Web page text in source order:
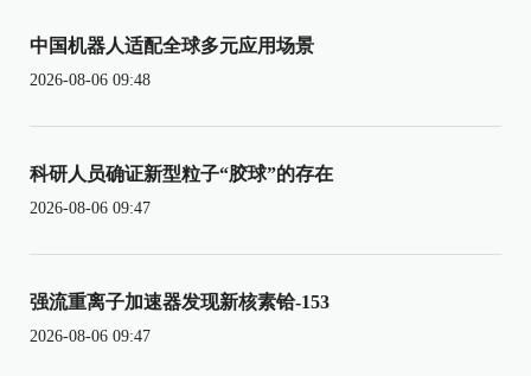
中国机器人适配全球多元应用场景
2026-08-06 09:48
科研人员确证新型粒子“胶球”的存在
2026-08-06 09:47
强流重离子加速器发现新核素铪-153
2026-08-06 09:47